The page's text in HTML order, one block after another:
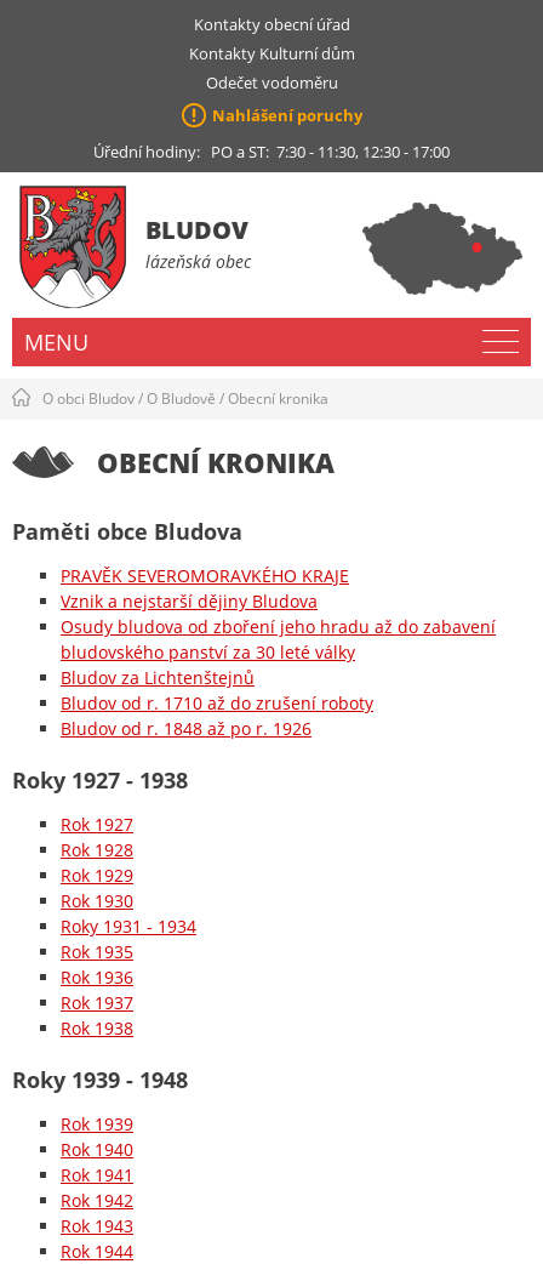
Kontakty obecní úřad
Kontakty Kulturní dům
Odečet vodoměru
Nahlášení poruchy
Úřední hodiny: PO a ST: 7:30 - 11:30, 12:30 - 17:00
BLUDOV
lázeňská obec
MENU
O obci Bludov/O Bludově /Obecní kronika
OBECNÍ KRONIKA
Paměti obce Bludova
PRAVĚK SEVEROMORAVKÉHO KRAJE
Vznik a nejstarší dějiny Bludova
Osudy bludova od zboření jeho hradu až do zabavení
bludovského panství za 30 leté války
Bludov za Lichtenštejnů
Bludov od r. 1710 až do zrušení roboty
Bludov od r. 1848 až po r. 1926
Roky 1927 - 1938
Rok 1927
Rok 1928
Rok 1929
Rok 1930
Roky 1931 - 1934
Rok 1935
Rok 1936
Rok 1937
Rok 1938
Roky 1939 - 1948
Rok 1939
Rok 1940
Rok 1941
Rok 1942
Rok 1943
Rok 1944